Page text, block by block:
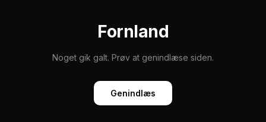
Fornland
Noget gik galt. Prøv at genindlæse siden.
Genindlæs